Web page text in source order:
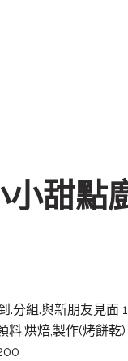
甜點
分組.與新朋友見
料.烘焙,製作(烤